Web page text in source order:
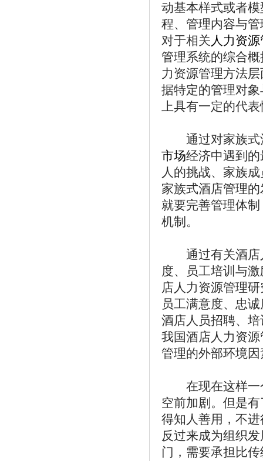
动基本样式或者
程、管理内容与管
对于相关人力资
管理系统的综合
力资源管理方法
据特定的管理对
上具有一定的代
通过对家族式
市场经济中遇到
人的挑战、家族
家族式酒店管理
就要完善管理体
机制。
通过有关酒店
度、员工培训与
店人力资源管理
员工满意度、忠
酒店人员招聘、
我国酒店人力资
管理的外部环境
在现在这样一
空前加剧。但是
得知人善用，不
反过来成为组织
门，需要承担比